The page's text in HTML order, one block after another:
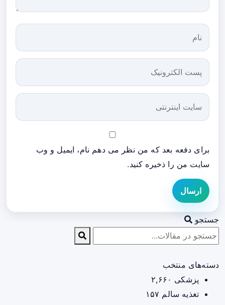
برای دفعه بعد که من نظر می دهم نام، ایمیل و وب
سایت من را ذخیره کنید.
ارسال
جستجو
دسته‌های منتخب
پزشکی ۲,۶۶۰
تغذیه سالم ۱۵۷